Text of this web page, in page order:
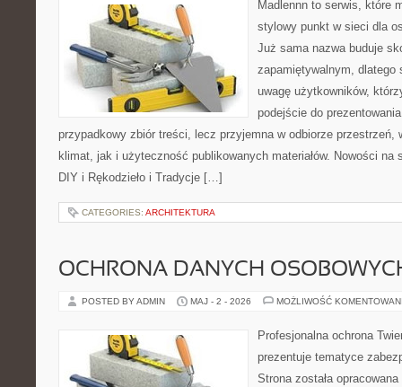
Madlennn to serwis, które
stylowy punkt w sieci dla
Już sama nazwa buduje
zapamiętywalnym, dlatego
uwagę użytkowników,
podejście do
przypadkowy zbiór treści, lecz przyjemna w odbiorze przestrzeń,
klimat, jak i użyteczność publikowanych materiałów. Nowości na
DIY i Rękodzieło i Tradycje […]
CATEGORIES: ARCHITEKTURA
OCHRONA DANYCH
POSTED BY ADMIN MAJ - 2 - 2026 MOŻLIWOŚĆ
Profesjonalna ochrona
prezentuje tematyce
Strona została